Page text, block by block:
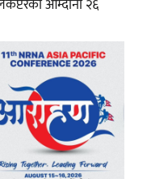
आम्दानी २६